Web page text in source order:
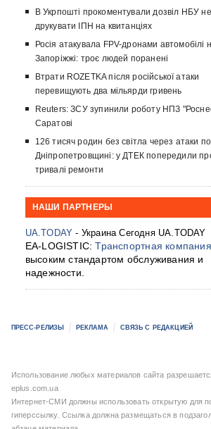
В Укрпошті прокоментували дозвіл НБУ не
друкувати ІПН на квитанціях
Росія атакувала FPV-дронами автомобілі
Запоріжжі: троє людей поранені
Втрати ROZETKA після російської атаки
перевищують два мільярди гривень
Reuters: ЗСУ зупинили роботу НПЗ
Саратові
126 тисяч родин без світла через атаки по
Дніпропетровщині: у ДТЕК попередили
тривалі ремонти
НАШИ ПАРТНЕРЫ
UA.TODAY - Украина Сегодня UA.TODAY
EA-LOGISTIC:Транспортная компания
высоким стандартом обслуживания и
надежности.
ПРЕСС-РЕЛИЗЫ РЕКЛАМА СВЯЗЬ С РЕДАКЦИЕЙ
Использование любых материалов сайта
eplus.com.ua
Интернет-СМИ должны использовать открытую для
гиперссылку. Ссылка должна размещаться в